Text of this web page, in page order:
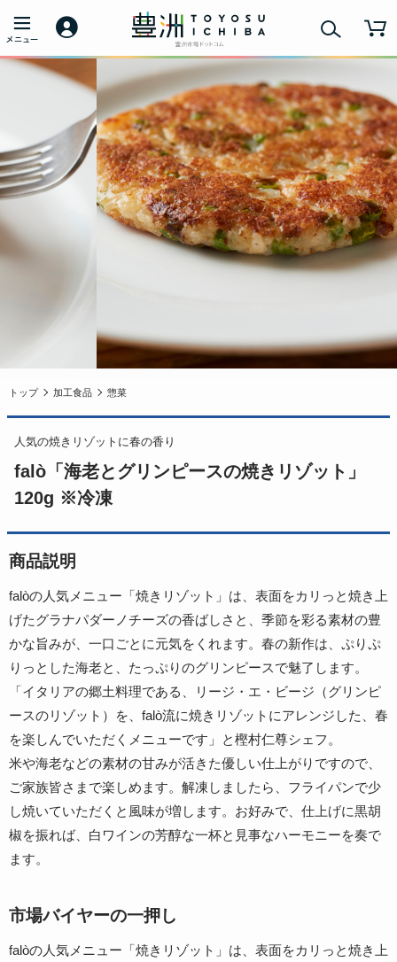
トップ 加工食品 惣菜
人気の焼きリゾットに春の香り
falò「海老とグリンピースの焼きリゾット」
120g ※冷凍
商品説明
falòの人気メニュー「焼きリゾット」は、表面をカリっと焼き上
げたグラナパダーノチーズの香ばしさと、季節を彩る素材の豊
かな旨みが、一口ごとに元気をくれます。春の新作は、ぷりぷ
りっとした海老と、たっぷりのグリンピースで魅了します。
「イタリアの郷土料理である、リージ・エ・ビージ（グリンピ
ースのリゾット）を、falò流に焼きリゾットにアレンジした、春
を楽しんでいただくメニューです」と樫村仁尊シェフ。
米や海老などの素材の甘みが活きた優しい仕上がりですので、
ご家族皆さまで楽しめます。解凍しましたら、フライパンで少
し焼いていただくと風味が増します。お好みで、仕上げに黒胡
椒を振れば、白ワインの芳醇な一杯と見事なハーモニーを奏で
ます。
市場バイヤーの一押し
falòの人気メニュー「焼きリゾット」は、表面をカリっと焼き上